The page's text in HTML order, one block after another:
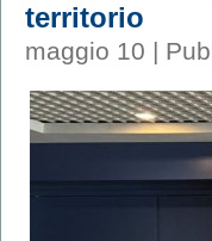
territorio
maggio 10 |